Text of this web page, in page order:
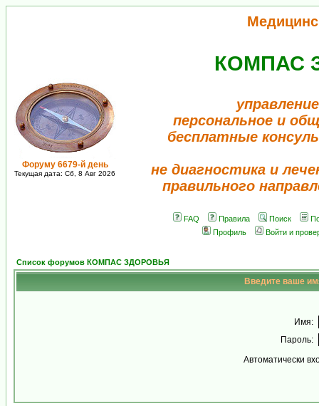
Форуму 6679-й день
Текущая дата: Сб, 8 Авг 2026
КОМПАС
персональное и
бесплатные
не диагностика и
правильного
FAQ Правила Поиск
Профиль
Войти и
Список форумов КОМПАС ЗДОРОВЬЯ
Введите ваше
Имя:
Пароль:
Автоматически